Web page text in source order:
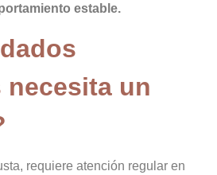
estable.
un
requiere atención regular en